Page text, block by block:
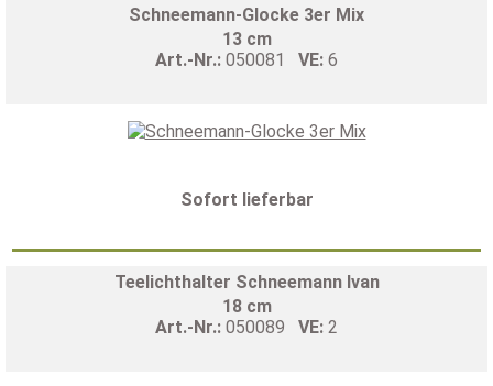
Schneemann-Glocke 3er Mix
13 cm
Art.-Nr.: 050081 VE: 6
Sofort lieferbar
Teelichthalter Schneemann Ivan
18 cm
Art.-Nr.: 050089 VE: 2